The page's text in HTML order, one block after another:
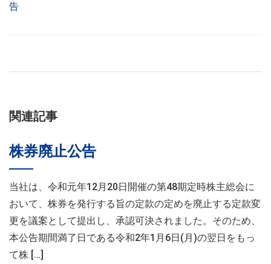
告
関連記事
株券廃止公告
当社は、令和元年12月20日開催の第48期定時株主総会に
おいて、株券を発行する旨の定款の定めを廃止する定款変
更を議案として提出し、承認可決されました。そのため、
本公告期間満了日である令和2年1月6日(月)の翌日をもっ
て株 […]